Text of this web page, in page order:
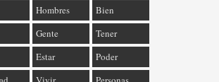
Hombres
Bien
Gente
Tener
Estar
Poder